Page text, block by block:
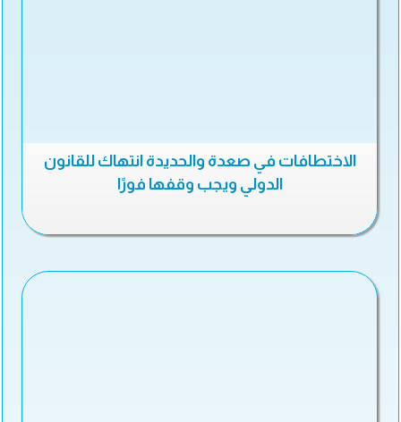
الاختطافات في صعدة والحديدة انتهاك للقانون
الدولي ويجب وقفها فورًا